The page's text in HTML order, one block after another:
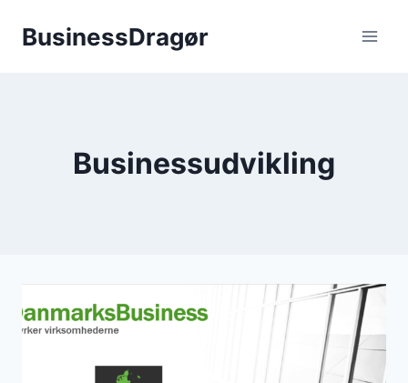
BusinessDragør
Businessudvikling